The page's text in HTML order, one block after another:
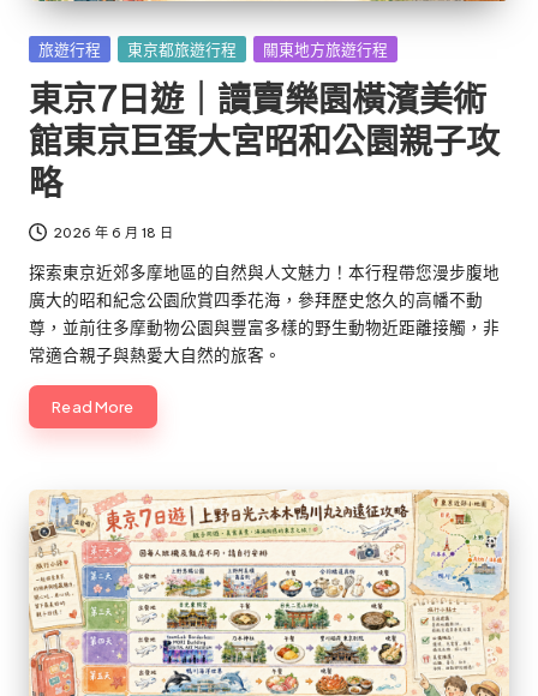
Posted
旅遊行程 東京都旅遊行程 關東地方旅遊行程
東京7日遊｜讀賣樂園橫濱美術
館東京巨蛋大宮昭和公園親子攻
略
2026 年 6 月 18 日
探索東京近郊多摩地區的自然與人文魅力！本行程帶您漫步腹地
廣大的昭和紀念公園欣賞四季花海，參拜歷史悠久的高幡不動
尊，並前往多摩動物公園與豐富多樣的野生動物近距離接觸，非
常適合親子與熱愛大自然的旅客。
Read More